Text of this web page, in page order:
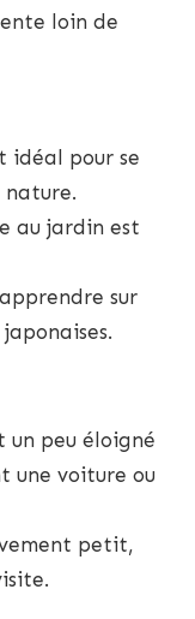
loin de
idéal pour se
au jardin est
sur
un peu éloigné
une voiture ou
petit,